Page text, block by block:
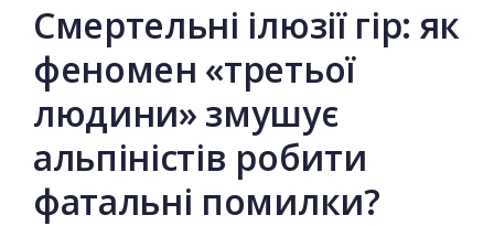
Смертельні ілюзії гір: як
феномен «третьої
людини» змушує
альпіністів робити
фатальні помилки?